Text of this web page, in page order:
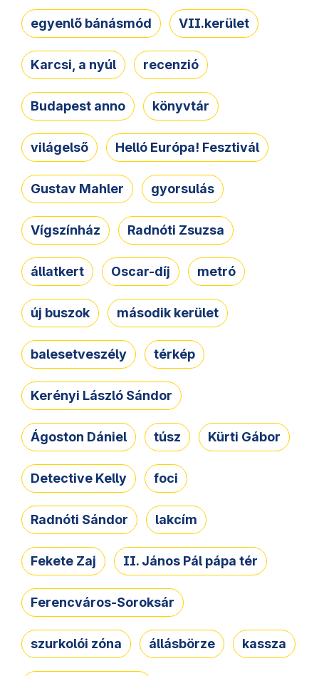
egyenlő bánásmód VII.kerület
Karcsi, a nyúl recenzió
Budapest anno könyvtár
világelső Helló Európa! Fesztivál
Gustav Mahler gyorsulás
Vígszínház Radnóti Zsuzsa
állatkert Oscar-díj metró
új buszok második kerület
balesetveszély térkép
Kerényi László Sándor
Ágoston Dániel túsz Kürti Gábor
Detective Kelly foci
Radnóti Sándor lakcím
Fekete Zaj II. János Pál pápa tér
Ferencváros-Soroksár
szurkolói zóna állásbörze kassza